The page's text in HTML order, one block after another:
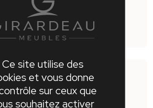
Ce site utilise des
et vous donne
sur ceux que
souhaitez activer